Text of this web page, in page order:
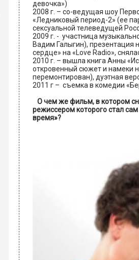
девочка»)
2008 г. – со-ведущая шоу
«Ледниковый период-2» (ее
сексуальной телеведущей
2009 г. - участница
Вадим Галыгин), презентация
сердце» на «Love Radio»,
2010 г. – вышла книга Анны
откровенный сюжет и намеки
перемонтирован), дуэтная
2011 г – съемка в комедии
О чем же фильм, в котором
режиссером которого стал
время»?